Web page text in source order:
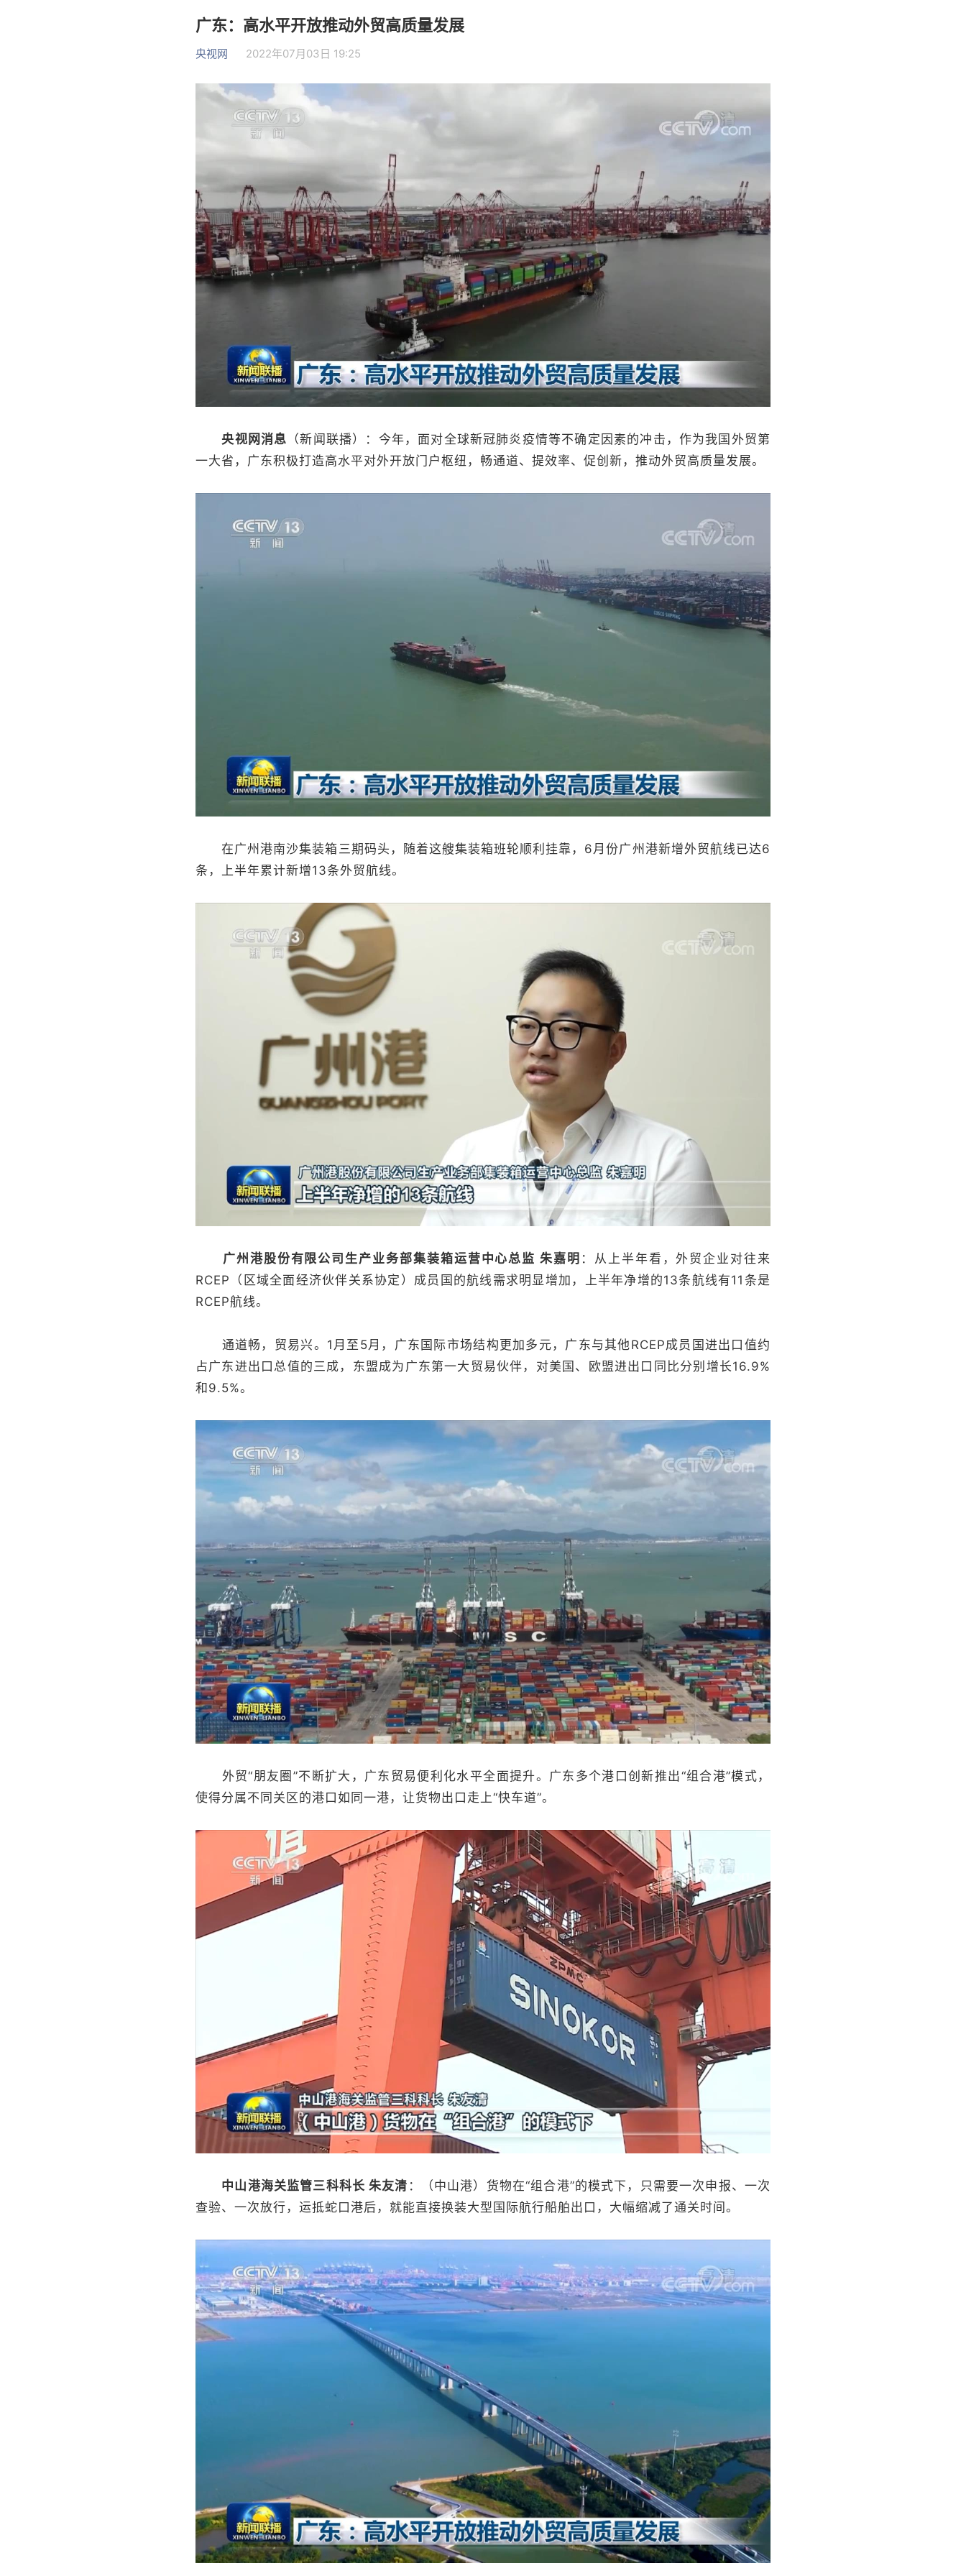
广东：高水平开放推动外贸高质量发展
央视网 2022年07月03日 19:25
央视网消息 （新闻联播）：今年，面对全球新冠肺炎疫情等不确定因素的冲击，作为我国外贸第
一大省，广东积极打造高水平对外开放门户枢纽，畅通道、提效率、促创新，推动外贸高质量发展。
在广州港南沙集装箱三期码头，随着这艘集装箱班轮顺利挂靠，6月份广州港新增外贸航线已达6
条，上半年累计新增13条外贸航线。
广州港股份有限公司生产业务部集装箱运营中心总监 朱嘉明 ：从上半年看，外贸企业对往来
RCEP（区域全面经济伙伴关系协定）成员国的航线需求明显增加，上半年净增的13条航线有11条是
RCEP航线。
通道畅，贸易兴。1月至5月，广东国际市场结构更加多元，广东与其他RCEP成员国进出口值约
占广东进出口总值的三成，东盟成为广东第一大贸易伙伴，对美国、欧盟进出口同比分别增长16.9%
和9.5%。
外贸“朋友圈”不断扩大，广东贸易便利化水平全面提升。广东多个港口创新推出“组合港”模式，
使得分属不同关区的港口如同一港，让货物出口走上“快车道”。
中山港海关监管三科科长 朱友清 ：（中山港）货物在“组合港”的模式下，只需要一次申报、一次
查验、一次放行，运抵蛇口港后，就能直接换装大型国际航行船舶出口，大幅缩减了通关时间。